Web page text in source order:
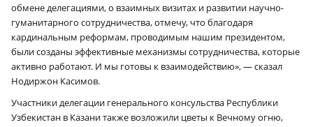
обмене делегациями, о взаимных визитах и развитии научно-
гуманитарного сотрудничества, отмечу, что благодаря
кардинальным реформам, проводимым нашим президентом,
были созданы эффективные механизмы сотрудничества, которые
активно работают. И мы готовы к взаимодействию», — сказал
Нодиржон Касимов.
Участники делегации генерального консульства Республики
Узбекистан в Казани также возложили цветы к Вечному огню,